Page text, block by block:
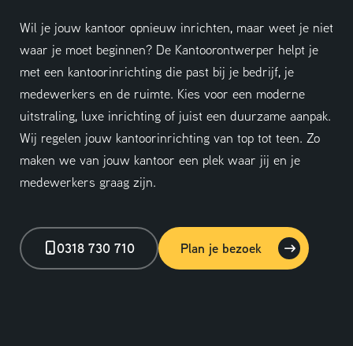
Adviesgesprek aanvragen
Wil je jouw kantoor opnieuw inrichten, maar weet je niet
waar je moet beginnen? De Kantoorontwerper helpt je
met een kantoorinrichting die past bij je bedrijf, je
medewerkers en de ruimte. Kies voor een moderne
uitstraling, luxe inrichting of juist een duurzame aanpak.
Wij regelen jouw kantoorinrichting van top tot teen. Zo
maken we van jouw kantoor een plek waar jij en je
medewerkers graag zijn.
0318 730 710 Plan je bezoek